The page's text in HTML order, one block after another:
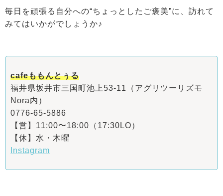
毎日を頑張る自分への“ちょっとしたご褒美”に、訪れて
みてはいかがでしょうか♪
cafeももんとぅる
福井県坂井市三国町池上53-11（アグリツーリズモ
Nora内）
0776-65-5886
【営】11:00〜18:00（17:30LO）
【休】水・木曜
Instagram